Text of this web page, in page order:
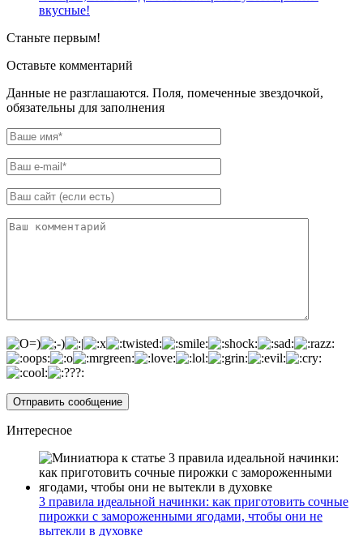
вкусные!
Станьте первым!
Оставьте комментарий
Данные не разглашаются. Поля, помеченные звездочкой,
обязательны для заполнения
Интересное
3 правила идеальной начинки: как приготовить сочные
пирожки с замороженными ягодами, чтобы они не
вытекли в духовке